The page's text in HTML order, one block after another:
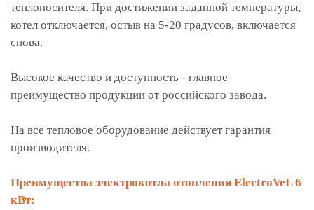
теплоносителя. При достижении заданной температуры,
котел отключается, остыв на 5-20 градусов, включается
снова.
Высокое качество и доступность - главное
преимущество продукции от российского завода.
На все тепловое оборудование действует гарантия
производителя.
Преимущества электрокотла отопления ElectroVeL 6
кВт: